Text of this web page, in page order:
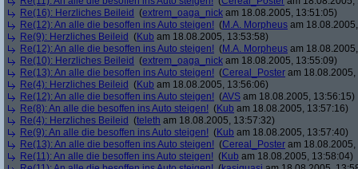
Re(16): Herzliches Beileid (extrem_oaga_nick am 18.08.2005, 13:51:05)
Re(12): An alle die besoffen ins Auto steigen! (M.A. Morpheus am
Re(9): Herzliches Beileid (Kub am 18.08.2005, 13:53:58)
Re(12): An alle die besoffen ins Auto steigen! (M.A. Morpheus am
Re(10): Herzliches Beileid (extrem_oaga_nick am 18.08.2005, 13:55:09)
Re(13): An alle die besoffen ins Auto steigen! (Cereal_Poster am
Re(4): Herzliches Beileid (Kub am 18.08.2005, 13:56:06)
Re(12): An alle die besoffen ins Auto steigen! (AVS am 18.08.2005, 13:56:15)
Re(8): An alle die besoffen ins Auto steigen! (Kub am 18.08.2005, 13:57:16)
Re(4): Herzliches Beileid (teleth am 18.08.2005, 13:57:32)
Re(9): An alle die besoffen ins Auto steigen! (Kub am 18.08.2005, 13:57:40)
Re(13): An alle die besoffen ins Auto steigen! (Cereal_Poster am
Re(11): An alle die besoffen ins Auto steigen! (Kub am 18.08.2005, 13:58:04)